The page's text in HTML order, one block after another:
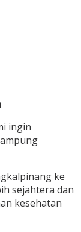
ingin
ke
sejahtera dan
kesehatan